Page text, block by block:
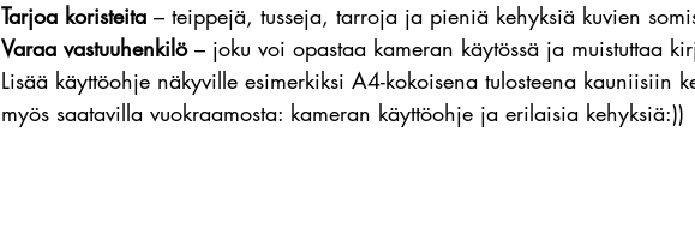
Tarjoa koristeita – teippejä, tusseja, tarroja ja pieniä kehyksiä kuvien
Varaa vastuuhenkilö – joku voi opastaa kameran käytössä ja muistuttaa
Lisää käyttöohje näkyville esimerkiksi A4-kokoisena tulosteena kauniisiin
myös saatavilla vuokraamosta: kameran käyttöohje ja erilaisia kehyksiä:))